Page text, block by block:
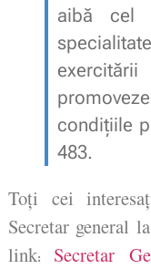
aibă cel
condițiile
483.
Toți cei
Secretar general
link: